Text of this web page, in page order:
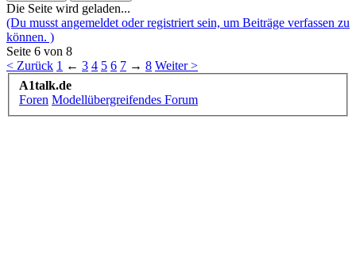
Die Seite wird geladen...
(Du musst angemeldet oder registriert sein, um Beiträge verfassen zu
können. )
Seite 6 von 8
< Zurück 1 ← 3 4 5 6 7 → 8 Weiter >
A1talk.de
Foren Modellübergreifendes Forum